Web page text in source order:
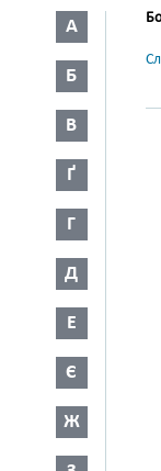
А
Б
В
Ґ
Г
Д
Е
Є
Ж